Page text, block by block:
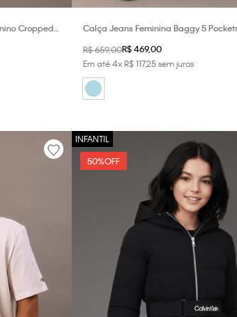
Cropped
Calça Jeans Feminina Baggy 5
R$659,00R$469,00
Em até4xR$117,25sem juros
50%OFF